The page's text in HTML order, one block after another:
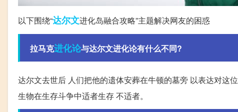
以下围绕“达尔文进化岛融合攻略”主题解决网友的困惑
拉马克进化论与达尔文进化论有什么不同?
达尔文去世后 人们把他的遗体安葬在牛顿的墓旁 以表达对这
生物在生存斗争中适者生存 不适者。